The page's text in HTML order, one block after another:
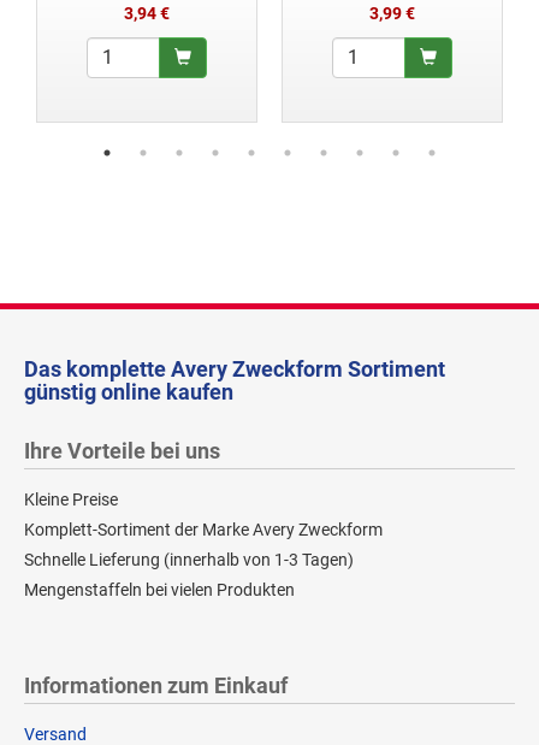
3,94 €
3,99 €
Das komplette Avery Zweckform Sortiment
günstig online kaufen
Ihre Vorteile bei uns
Kleine Preise
Komplett-Sortiment der Marke Avery Zweckform
Schnelle Lieferung (innerhalb von 1-3 Tagen)
Mengenstaffeln bei vielen Produkten
Informationen zum Einkauf
Versand